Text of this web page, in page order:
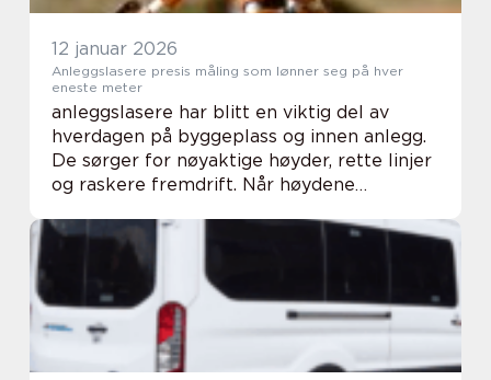
12 januar 2026
Anleggslasere presis måling som lønner seg på hver
eneste meter
anleggslasere har blitt en viktig del av
hverdagen på byggeplass og innen anlegg.
De sørger for nøyaktige høyder, rette linjer
og raskere fremdrift. Når høydene
omarbeidelser senere. Med moderne lasere
får fagfolk e...